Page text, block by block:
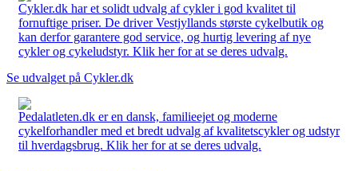
Cykler.dk har et solidt udvalg af cykler i god kvalitet til
fornuftige priser. De driver Vestjyllands største cykelbutik og
kan derfor garantere god service, og hurtig levering af nye
cykler og cykeludstyr. Klik her for at se deres udvalg.
Se udvalget på Cykler.dk
Pedalatleten.dk er en dansk, familieejet og moderne
cykelforhandler med et bredt udvalg af kvalitetscykler og udstyr
til hverdagsbrug. Klik her for at se deres udvalg.